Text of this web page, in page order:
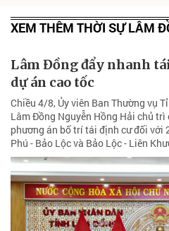
XEM THÊM THỜI SỰ LÂM
Lâm Đồng đẩy nhanh
dự án cao tốc
Chiều 4/8, Ủy viên Ban Thường vụ
Lâm Đồng Nguyễn Hồng Hải chủ
phương án bố trí tái định cư đối với
Phú - Bảo Lộc và Bảo Lộc - Liên